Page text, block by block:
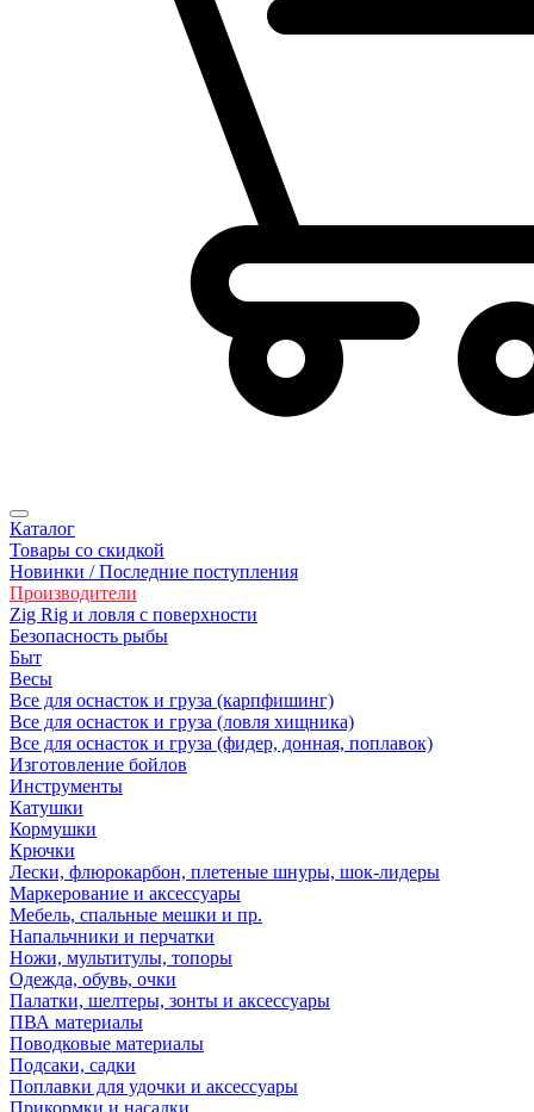
Каталог
Товары со скидкой
Новинки / Последние поступления
Производители
Zig Rig и ловля с поверхности
Безoпасность рыбы
Быт
Весы
Все для оснасток и груза (карпфишинг)
Все для оснасток и груза (ловля хищника)
Все для оснасток и груза (фидер, донная, поплавок)
Изготовление бойлов
Инструменты
Катушки
Кормушки
Крючки
Лески, флюрокарбон, плетеные шнуры, шок-лидеры
Маркерование и аксессуары
Мебель, спальные мешки и пр.
Напальчники и перчатки
Ножи, мультитулы, топоры
Одежда, обувь, очки
Палатки, шелтеры, зонты и аксессуары
ПВА материалы
Поводковые материалы
Подсаки, садки
Поплавки для удочки и аксессуары
Прикормки и насадки